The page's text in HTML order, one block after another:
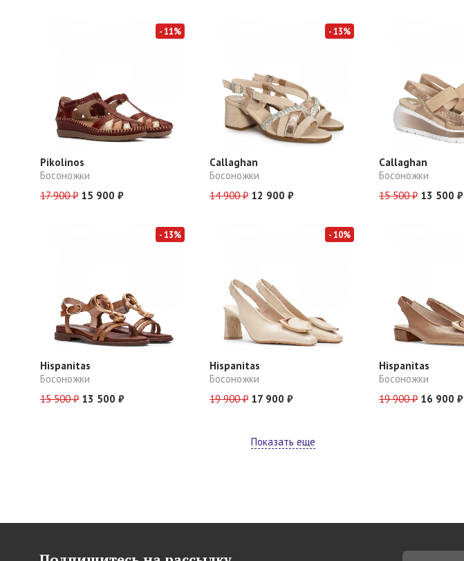
- 11%
Pikolinos
Босоножки
17 900 ₽ 15 900 ₽
- 13%
Callaghan
Босоножки
14 900 ₽ 12 900 ₽
Callaghan
Босоножки
15 500 ₽ 13 500 ₽
- 13%
Hispanitas
Босоножки
15 500 ₽ 13 500 ₽
- 10%
Hispanitas
Босоножки
19 900 ₽ 17 900 ₽
Hispanitas
Босоножки
19 900 ₽ 16 900 ₽
Показать еще